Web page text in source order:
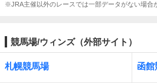
※JRA主催以外のレースでは一部データがない場合
競馬場/ウィンズ（外部サイト）
札幌競馬場 函館